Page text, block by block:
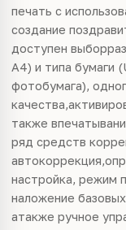
печать с
создание
доступен
А4) и типа бумаги
фотобумага),
также
ряд средств
настройка, режим
наложение
атакже ручное